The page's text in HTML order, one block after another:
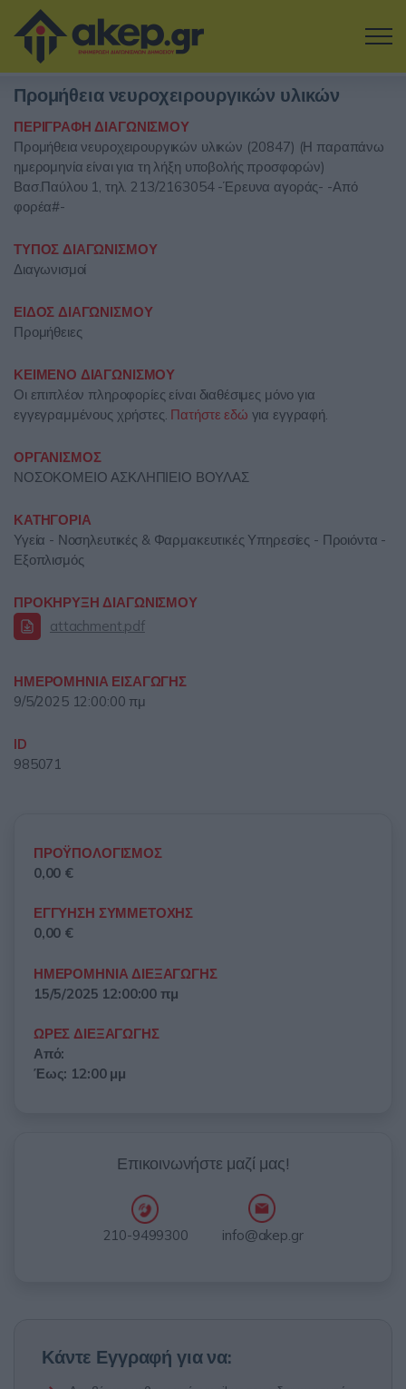
Μετάβαση στο κύριο περιεχόμενο
Η εταιρία
Αναζήτηση Διαγωνισμών
Δοκιμάστε την Υπηρεσία
Επικοινωνία
Σύνδεση
Προμήθεια νευροχειρουργικών υλικών
ΠΕΡΙΓΡΑΦΗ ΔΙΑΓΩΝΙΣΜΟΥ
Προμήθεια νευροχειρουργικών υλικών (20847) (Η παραπάνω
ημερομηνία είναι για τη λήξη υποβολής προσφορών)
Βασ.Παύλου 1, τηλ. 213/2163054 -Έρευνα αγοράς- -Από
φορέα#-
ΤΥΠΟΣ ΔΙΑΓΩΝΙΣΜΟΥ
Διαγωνισμοί
ΕΙΔΟΣ ΔΙΑΓΩΝΙΣΜΟΥ
Προμήθειες
ΚΕΙΜΕΝΟ ΔΙΑΓΩΝΙΣΜΟΥ
Οι επιπλέον πληροφορίες είναι διαθέσιμες μόνο για
εγγεγραμμένους χρήστες. Πατήστε εδώ για εγγραφή.
ΟΡΓΑΝΙΣΜΟΣ
ΝΟΣΟΚΟΜΕΙΟ ΑΣΚΛΗΠΙΕΙΟ ΒΟΥΛΑΣ
ΚΑΤΗΓΟΡΙΑ
Υγεία - Νοσηλευτικές & Φαρμακευτικές Υπηρεσίες - Προιόντα -
Εξοπλισμός
ΠΡΟΚΗΡΥΞΗ ΔΙΑΓΩΝΙΣΜΟΥ
attachment.pdf
ΗΜΕΡΟΜΗΝΙΑ ΕΙΣΑΓΩΓΗΣ
9/5/2025 12:00:00 πμ
ID
985071
ΠΡΟΫΠΟΛΟΓΙΣΜΟΣ
0,00 €
ΕΓΓΥΗΣΗ ΣΥΜΜΕΤΟΧΗΣ
0,00 €
ΗΜΕΡΟΜΗΝΙΑ ΔΙΕΞΑΓΩΓΗΣ
15/5/2025 12:00:00 πμ
ΩΡΕΣ ΔΙΕΞΑΓΩΓΗΣ
Από:
Έως: 12:00 μμ
Επικοινωνήστε μαζί μας!
210-9499300 info@akep.gr
Κάντε Εγγραφή για να: